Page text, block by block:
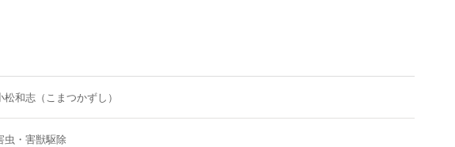
松和志（こまつかずし）
虫・害獣駆除